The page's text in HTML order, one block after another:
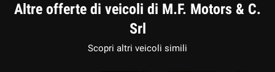
Altre offerte di veicoli di M.F. Motors & C.
Srl
Scopri altri veicoli simili